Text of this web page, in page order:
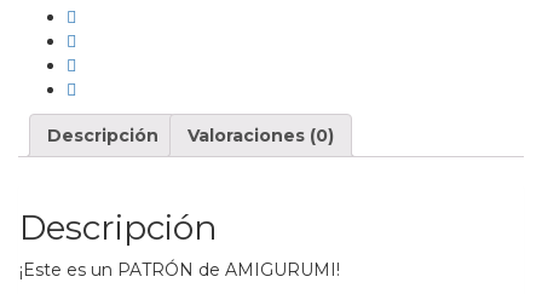
Descripción Valoraciones (0)
Descripción
¡Este es un PATRÓN de AMIGURUMI!